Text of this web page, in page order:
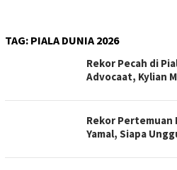
TAG: PIALA DUNIA 2026
Rekor Pecah di
Advocaat, Kylian
Rekor Pertemuan
Yamal, Siapa